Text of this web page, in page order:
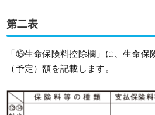
第二表
「⑮生命保険料控除欄」に、生命保
（予定）額を記載します。